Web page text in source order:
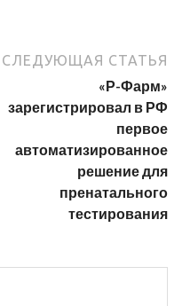
СЛЕДУЮЩАЯ СТАТЬЯ
«Р-Фарм»
зарегистрировал в РФ
первое
автоматизированное
решение для
пренатального
тестирования